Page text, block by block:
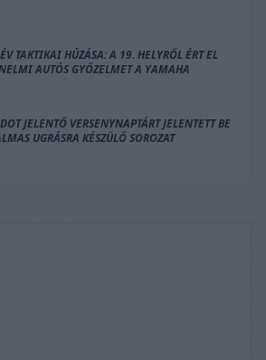
TAKTIKAI HÚZÁSA: A 19. HELYRŐL ÉRT EL
AUTÓS GYŐZELMET A YAMAHA
JELENTŐ VERSENYNAPTÁRT JELENTETT BE
UGRÁSRA KÉSZÜLŐ SOROZAT